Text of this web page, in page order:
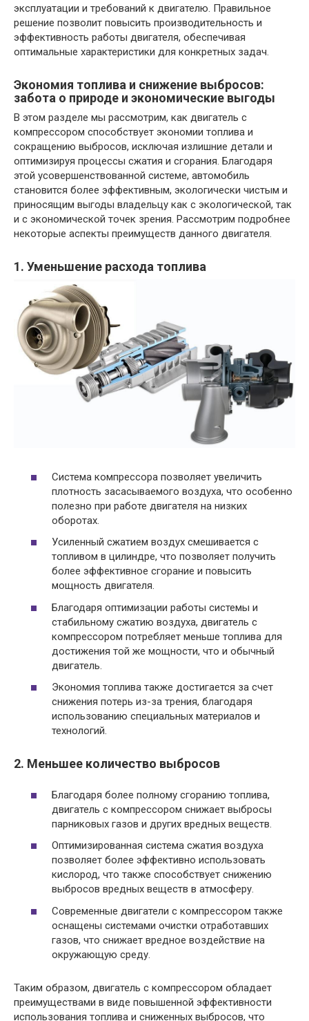
эксплуатации и требований к двигателю. Правильное
решение позволит повысить производительность и
эффективность работы двигателя, обеспечивая
оптимальные характеристики для конкретных задач.
Экономия топлива и снижение выбросов:
забота о природе и экономические выгоды
В этом разделе мы рассмотрим, как двигатель с
компрессором способствует экономии топлива и
сокращению выбросов, исключая излишние детали и
оптимизируя процессы сжатия и сгорания. Благодаря
этой усовершенствованной системе, автомобиль
становится более эффективным, экологически чистым и
приносящим выгоды владельцу как с экологической, так
и с экономической точек зрения. Рассмотрим подробнее
некоторые аспекты преимуществ данного двигателя.
1. Уменьшение расхода топлива
Система компрессора позволяет увеличить
плотность засасываемого воздуха, что особенно
полезно при работе двигателя на низких
оборотах.
Усиленный сжатием воздух смешивается с
топливом в цилиндре, что позволяет получить
более эффективное сгорание и повысить
мощность двигателя.
Благодаря оптимизации работы системы и
стабильному сжатию воздуха, двигатель с
компрессором потребляет меньше топлива для
достижения той же мощности, что и обычный
двигатель.
Экономия топлива также достигается за счет
снижения потерь из-за трения, благодаря
использованию специальных материалов и
технологий.
2. Меньшее количество выбросов
Благодаря более полному сгоранию топлива,
двигатель с компрессором снижает выбросы
парниковых газов и других вредных веществ.
Оптимизированная система сжатия воздуха
позволяет более эффективно использовать
кислород, что также способствует снижению
выбросов вредных веществ в атмосферу.
Современные двигатели с компрессором также
оснащены системами очистки отработавших
газов, что снижает вредное воздействие на
окружающую среду.
Таким образом, двигатель с компрессором обладает
преимуществами в виде повышенной эффективности
использования топлива и сниженных выбросов, что